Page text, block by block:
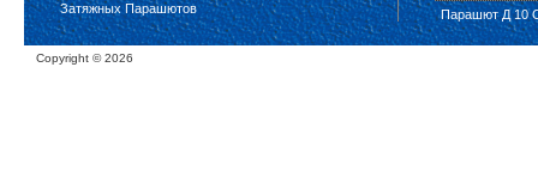
Затяжных Парашютов
Парашют Д 10
Copyright ©2026